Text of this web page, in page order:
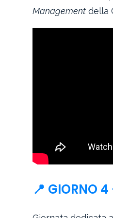
Management della
📍 GIORNO